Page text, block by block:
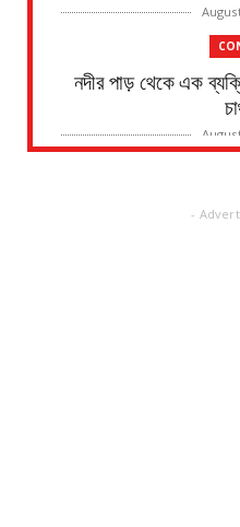
নদীর পাড় থেকে এক
জাতীয় সড়ক ভাঙ্গার জন্য
-